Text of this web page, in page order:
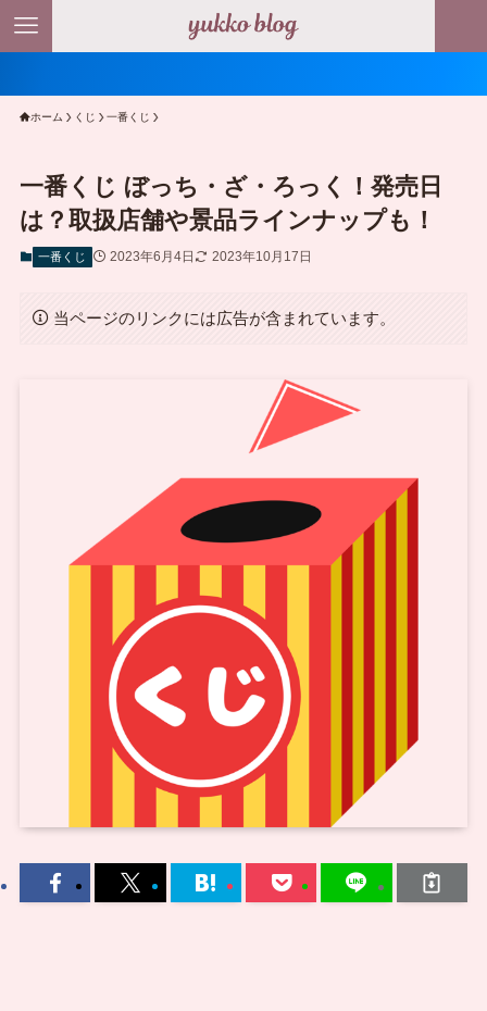
ホーム くじ 一番くじ
一番くじ ぼっち・ざ・ろっく！発売日
は？取扱店舗や景品ラインナップも！
一番くじ 2023年6月4日 2023年10月17日
当ページのリンクには広告が含まれています。